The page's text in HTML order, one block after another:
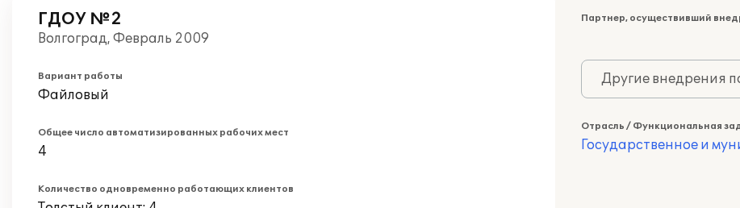
ГДОУ №2
Волгоград, Февраль 2009
Вариант работы
Файловый
Общее число автоматизированных рабочих мест
4
Количество одновременно работающих клиентов
Партнер, осуществивший
Другие внедрения
Отрасль / Функциональная
Государственное и